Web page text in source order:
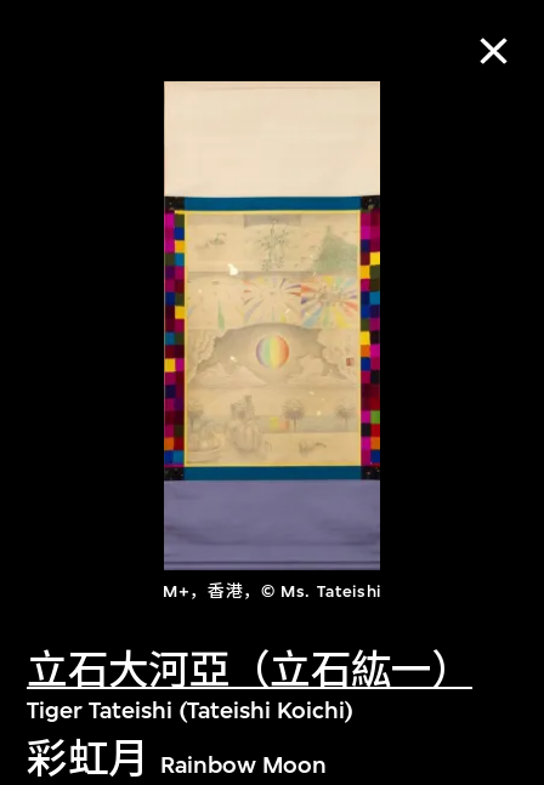
M+，香港，© Ms. Tateishi
立石大河亞（立石紘一）
Tiger Tateishi (Tateishi Koichi)
彩虹月 Rainbow Moon
进一步筛选
关于M+藏品
探索世界顶级的二十及二十一世纪视觉